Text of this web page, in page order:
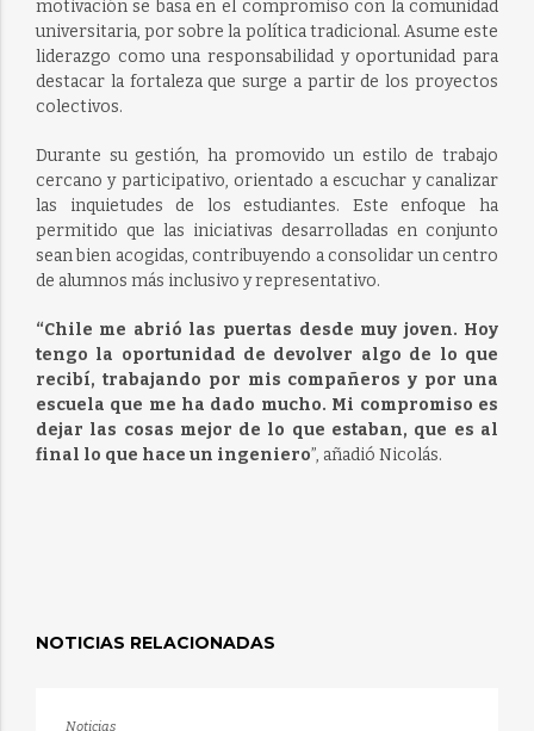
motivación se basa en el compromiso con la comunidad
universitaria, por sobre la política tradicional. Asume este
liderazgo como una responsabilidad y oportunidad para
destacar la fortaleza que surge a partir de los proyectos
colectivos.
Durante su gestión, ha promovido un estilo de trabajo
cercano y participativo, orientado a escuchar y canalizar
las inquietudes de los estudiantes. Este enfoque ha
permitido que las iniciativas desarrolladas en conjunto
sean bien acogidas, contribuyendo a consolidar un centro
de alumnos más inclusivo y representativo.
“Chile me abrió las puertas desde muy joven. Hoy
tengo la oportunidad de devolver algo de lo que
recibí, trabajando por mis compañeros y por una
escuela que me ha dado mucho. Mi compromiso es
dejar las cosas mejor de lo que estaban, que es al
final lo que hace un ingeniero”, añadió Nicolás.
NOTICIAS RELACIONADAS
Noticias